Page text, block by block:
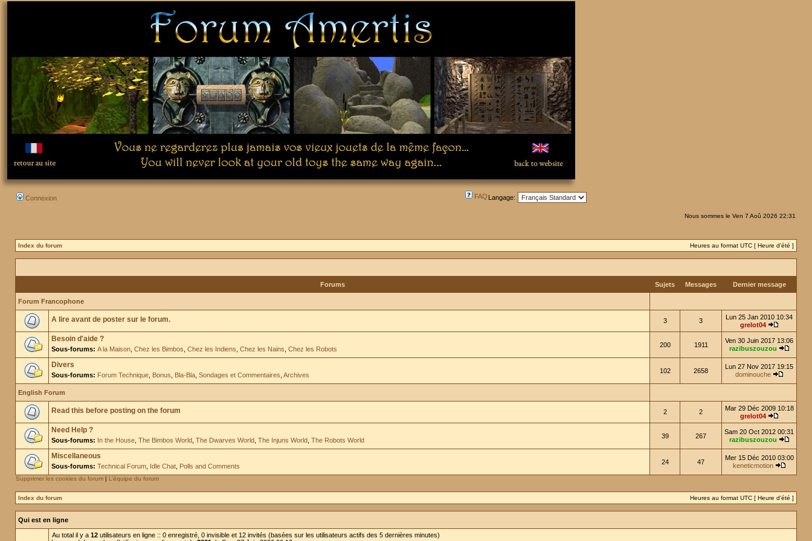
Connexion FAQ Langage:
Nous sommes le Ven 7 Aoû 2026 22:31
Index du forum Heures au format UTC [ Heure d’été ]
Forums Sujets Messages Dernier message
Forum Francophone
A lire avant de poster sur le forum. 3 3
Lun 25 Jan 2010 10:34
grelot04
Besoin d'aide ?
Sous-forums: A la Maison Chez les Bimbos Chez les Indiens Chez les Nains Chez les Robots
200 1911
Ven 30 Juin 2017 13:06
razibuszouzou
Divers
Sous-forums: Forum Technique Bonus Bla-Bla Sondages et Commentaires Archives
102 2658
Lun 27 Nov 2017 19:15
dominouche
English Forum
Read this before posting on the forum 2 2
Mar 29 Déc 2009 10:18
grelot04
Need Help ?
Sous-forums: In the House The Bimbos World The Dwarves World The Injuns World The Robots World
39 267
Sam 20 Oct 2012 00:31
razibuszouzou
Miscellaneous
Sous-forums: Technical Forum Idle Chat Polls and Comments
24 47
Mer 15 Déc 2010 03:00
keneticmotion
Supprimer les cookies du forum | L’équipe du forum
Index du forum Heures au format UTC [ Heure d’été ]
Qui est en ligne
Au total il y a 12 utilisateurs en ligne :: 0 enregistré, 0 invisible et 12 invités (basées sur les utilisateurs actifs des 5 dernières minutes)